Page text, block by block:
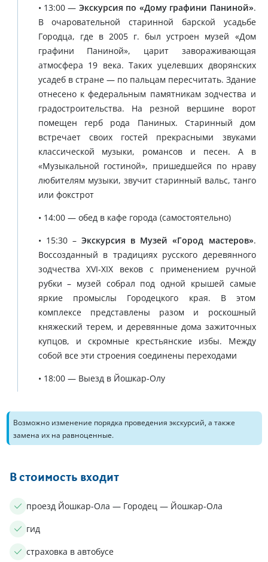
• 13:00 — Экскурсия по «Дому графини Паниной».
В очаровательной старинной барской усадьбе
Городца, где в 2005 г. был устроен музей «Дом
графини Паниной», царит завораживающая
атмосфера 19 века. Таких уцелевших дворянских
усадеб в стране — по пальцам пересчитать. Здание
отнесено к федеральным памятникам зодчества и
градостроительства. На резной вершине ворот
помещен герб рода Паниных. Старинный дом
встречает своих гостей прекрасными звуками
классической музыки, романсов и песен. А в
«Музыкальной гостиной», пришедшейся по нраву
любителям музыки, звучит старинный вальс, танго
или фокстрот
• 14:00 — обед в кафе города (самостоятельно)
• 15:30 – Экскурсия в Музей «Город мастеров».
Воссозданный в традициях русского деревянного
зодчества XVI-XIX веков с применением ручной
рубки – музей собрал под одной крышей самые
яркие промыслы Городецкого края. В этом
комплексе представлены разом и роскошный
княжеский терем, и деревянные дома зажиточных
купцов, и скромные крестьянские избы. Между
собой все эти строения соединены переходами
• 18:00 — Выезд в Йошкар-Олу
Возможно изменение порядка проведения экскурсий, а также
замена их на равноценные.
В стоимость входит
проезд Йошкар-Ола — Городец — Йошкар-Ола
гид
страховка в автобусе